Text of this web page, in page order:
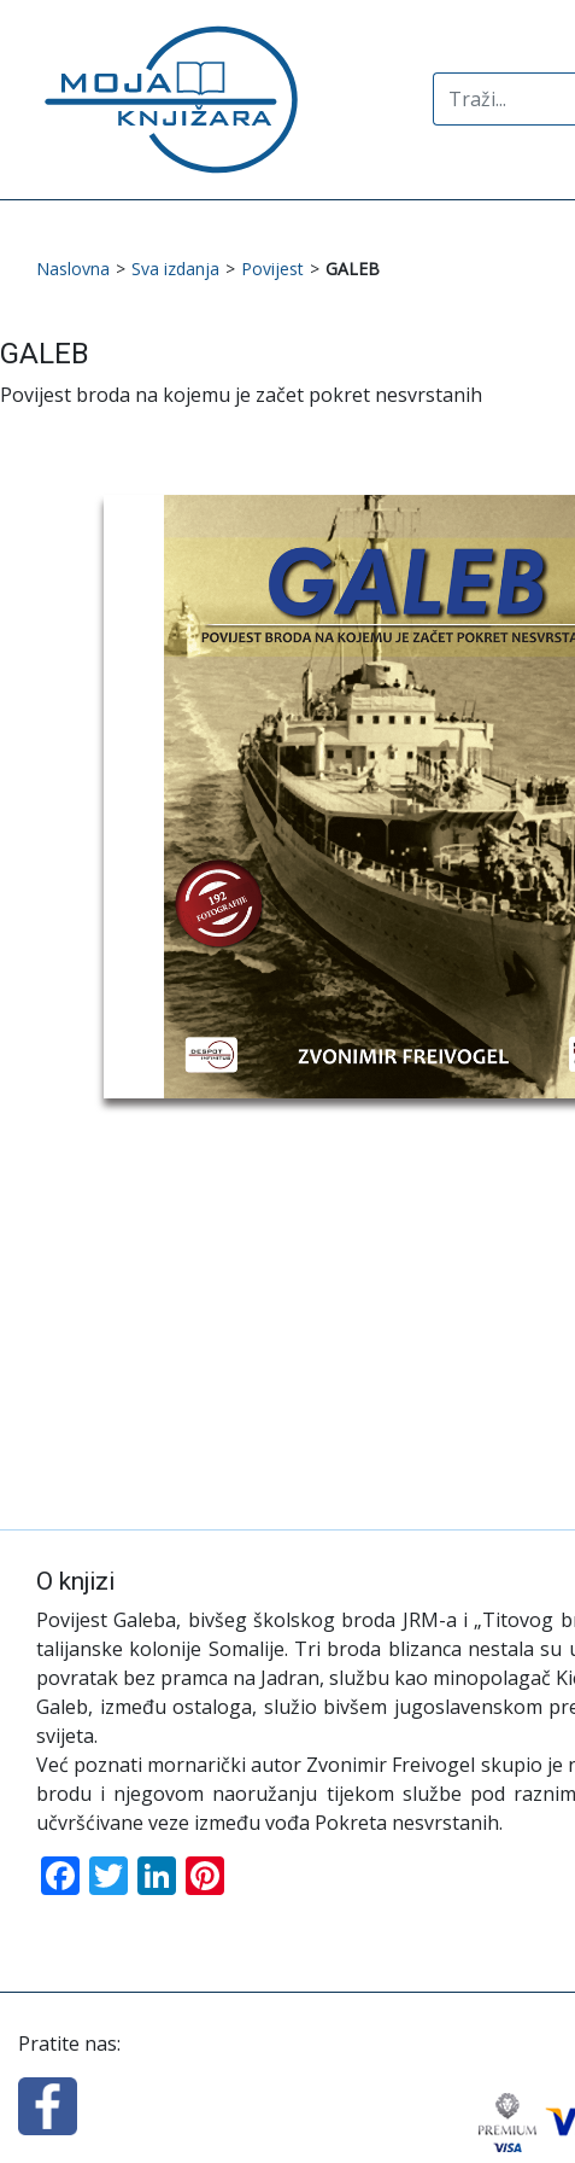
Search
for:
Naslovna > Sva izdanja > Povijest > GALEB
GALEB
Povijest broda na kojemu je začet pokret nesvrstanih
O knjizi
Povijest Galeba, bivšeg školskog broda JRM-a i
talijanske kolonije Somalije. Tri broda blizanca nestala
povratak bez pramca na Jadran, službu kao minopolagač
Galeb, između ostaloga, služio bivšem jugoslavenskom
svijeta.
Već poznati mornarički autor Zvonimir Freivogel skupio je
brodu i njegovom naoružanju tijekom službe pod
učvršćivane veze između vođa Pokreta nesvrstanih.
Facebook
TwitterLinkedIn
Pratite nas: